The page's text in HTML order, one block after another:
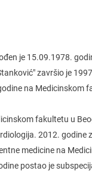
je 15.09.1978.
završio je
na Medicinskom
fakultetu u
2012. godine
medicine na
postao je